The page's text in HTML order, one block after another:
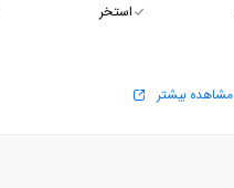
استخر
مشاهده بیشتر